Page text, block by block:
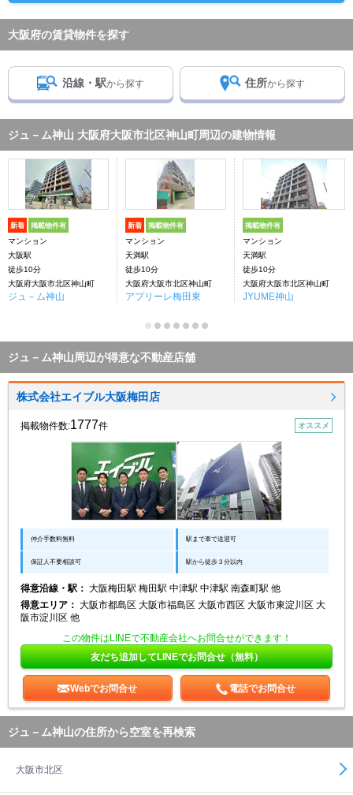
大阪府の賃貸物件を探す
沿線・駅から探す 住所から探す
ジュ－ム神山 大阪府大阪市北区神山町周辺の建物情報
新着 掲載物件有
マンション
大阪駅
徒歩10分
大阪府大阪市北区神山町
ジュ－ム神山
新着 掲載物件有
マンション
天満駅
徒歩10分
大阪府大阪市北区神山町
アプリーレ梅田東
掲載物件有
マンション
天満駅
徒歩10分
大阪府大阪市北区神山町
JYUME神山
ジュ－ム神山周辺が得意な不動産店舗
株式会社エイブル大阪梅田店
掲載物件数:1777件 オススメ
仲介手数料無料 駅まで車で送迎可
保証人不要相談可 駅から徒歩３分以内
得意沿線・駅： 大阪梅田駅 梅田駅 中津駅 中津駅 南森町駅 他
得意エリア： 大阪市都島区 大阪市福島区 大阪市西区 大阪市東淀川区 大
阪市淀川区 他
この物件はLINEで不動産会社へお問合せができます！
友だち追加してLINEでお問合せ（無料）
Webでお問合せ 電話でお問合せ
ジュ－ム神山の住所から空室を再検索
大阪市北区